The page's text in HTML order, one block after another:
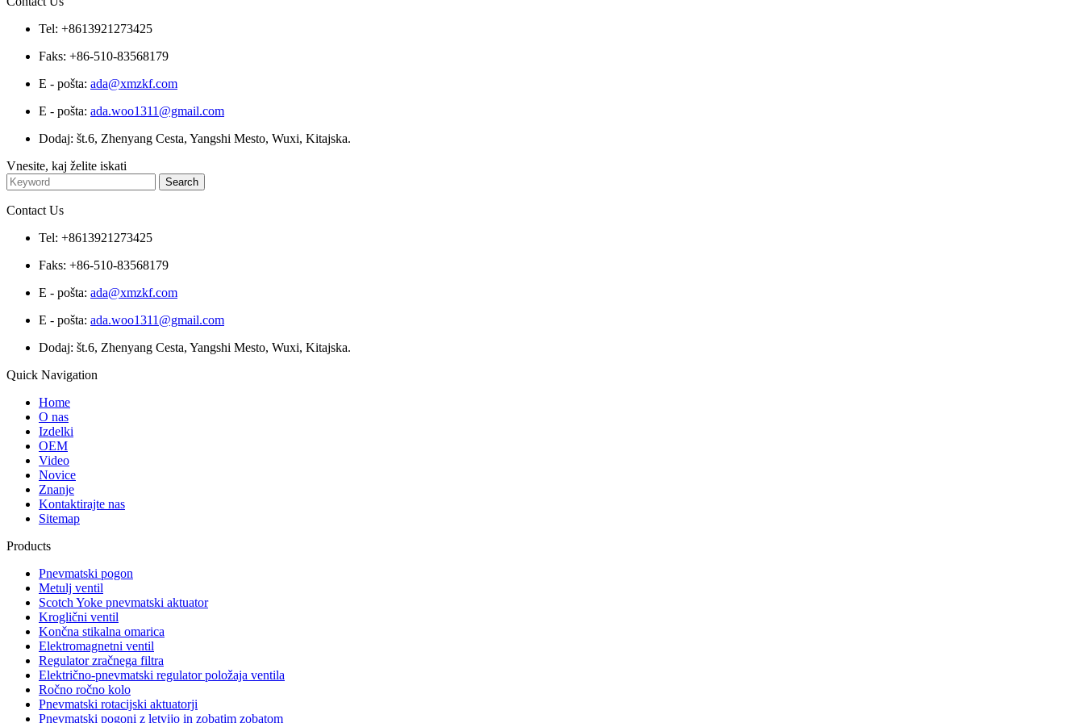
Tel: +8613921273425
Faks: +86-510-83568179
E - pošta: ada@xmzkf.com
E - pošta: ada.woo1311@gmail.com
Dodaj: št.6, Zhenyang Cesta, Yangshi Mesto, Wuxi, Kitajska.
Vnesite, kaj želite iskati
Contact Us
Tel: +8613921273425
Faks: +86-510-83568179
E - pošta: ada@xmzkf.com
E - pošta: ada.woo1311@gmail.com
Dodaj: št.6, Zhenyang Cesta, Yangshi Mesto, Wuxi, Kitajska.
Quick Navigation
Home
O nas
Izdelki
OEM
Video
Novice
Znanje
Kontaktirajte nas
Sitemap
Products
Pnevmatski pogon
Metulj ventil
Scotch Yoke pnevmatski aktuator
Kroglični ventil
Končna stikalna omarica
Elektromagnetni ventil
Regulator zračnega filtra
Električno-pnevmatski regulator položaja ventila
Ročno ročno kolo
Pnevmatski rotacijski aktuatorji
Pnevmatski pogoni z letvijo in zobatim zobatom